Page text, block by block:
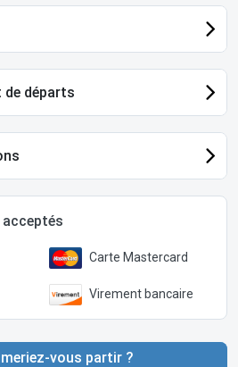
de départs
acceptés
Carte Mastercard
Virement bancaire
vous partir ?